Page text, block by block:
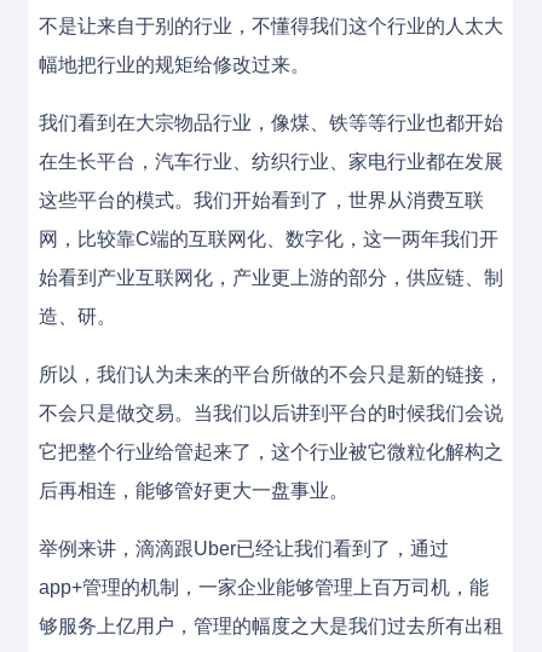
不是让来自于别的行业，不懂得我们这个行业的人太大
幅地把行业的规矩给修改过来。
我们看到在大宗物品行业，像煤、铁等等行业也都开始
在生长平台，汽车行业、纺织行业、家电行业都在发展
这些平台的模式。我们开始看到了，世界从消费互联
网，比较靠C端的互联网化、数字化，这一两年我们开
始看到产业互联网化，产业更上游的部分，供应链、制
造、研。
所以，我们认为未来的平台所做的不会只是新的链接，
不会只是做交易。当我们以后讲到平台的时候我们会说
它把整个行业给管起来了，这个行业被它微粒化解构之
后再相连，能够管好更大一盘事业。
举例来讲，滴滴跟Uber已经让我们看到了，通过
app+管理的机制，一家企业能够管理上百万司机，能
够服务上亿用户，管理的幅度之大是我们过去所有出租